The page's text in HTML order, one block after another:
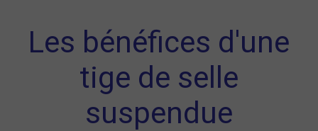
Les bénéfices d'une
tige de selle
suspendue